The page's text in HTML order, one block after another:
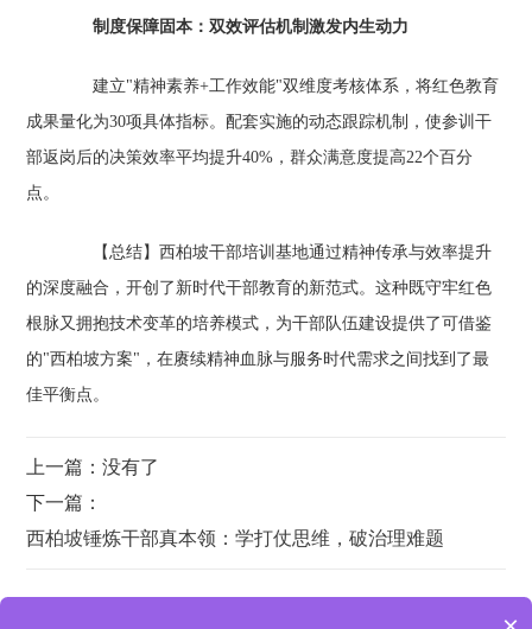
制度保障固本：双效评估机制激发内生动力‌
建立"精神素养+工作效能"双维度考核体系，将红色教育
成果量化为30项具体指标。配套实施的动态跟踪机制，使参训干
部返岗后的决策效率平均提升40%，群众满意度提高22个百分
点。
【总结】西柏坡干部培训基地通过精神传承与效率提升
的深度融合，开创了新时代干部教育的新范式。这种既守牢红色
根脉又拥抱技术变革的培养模式，为干部队伍建设提供了可借鉴
的"西柏坡方案"，在赓续精神血脉与服务时代需求之间找到了最
佳平衡点。
上一篇：没有了
下一篇：
西柏坡锤炼干部真本领：学打仗思维，破治理难题